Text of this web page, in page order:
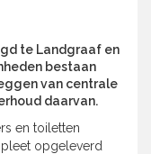
te Landgraaf en
bestaan
van centrale
daarvan.
en toiletten
opgeleverd